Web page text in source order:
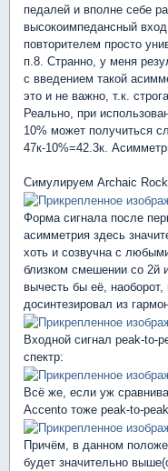
педалей и вполне себе
высокоимпедансный
повторителем просто
п.8. Странно, у меня
с введением такой
это и не важно, т.к.
Реально, при
10% может получиться
47к-10%=42.3к.
Симулируем Archaic
Форма сигнала после
асимметрия здесь
хоть и созвучна с
близком смешении со 2й
вычесть бы её,
досинтезировал из
Входной сигнал peak-to-
спектр:
Всё же, если уж
Accento тоже peak-to-
Причём, в данном
будет значительно